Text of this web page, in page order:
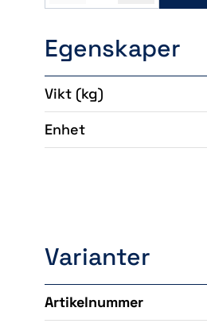
Egenskaper
Vikt (kg)
Enhet
Varianter
Artikelnummer